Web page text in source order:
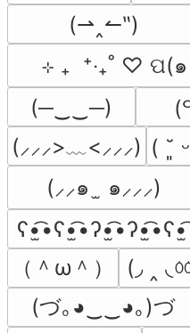
(⇀‸↼‶)
⊹ ₊  ⁺‧₊˚ ♡ ପ(
(─‿‿─)
(⸝⸝⸝>﹏<⸝⸝⸝) ( ˘͈
(⸝⸝๑  ̫ ๑⸝⸝⸝)
（＾ω＾）
(◞ ‸ ◟
(づ｡◕‿‿◕｡)づ